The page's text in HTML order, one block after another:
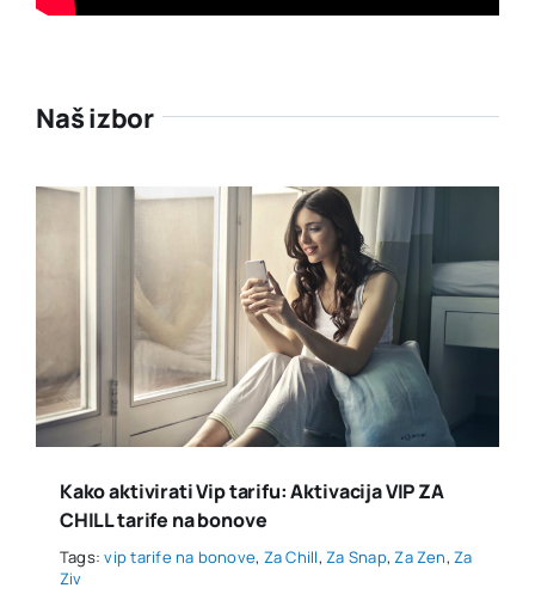
Naš izbor
Kako aktivirati Vip tarifu: Aktivacija VIP ZA
CHILL tarife na bonove
Tags:vip tarife na bonove, Za Chill,Za Snap,Za Zen,Za
Ziv